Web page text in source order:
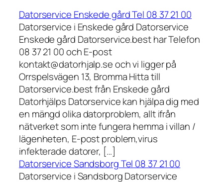
Datorservice Enskede gård Tel 08 37 21 00
Datorservice i Enskede gård Datorservice
Enskede gård Datorservice.best har Telefon
08 37 21 00 och E-post
kontakt@datorhjalp.se och vi ligger på
Orrspelsvägen 13, Bromma Hitta till
Datorservice.best från Enskede gård
Datorhjälps Datorservice kan hjälpa dig med
en mängd olika datorproblem, allt ifrån
nätverket som inte fungera hemma i villan /
lägenheten, E-post problem,virus
infekterade datorer, […]
Datorservice Sandsborg Tel 08 37 21 00
Datorservice i Sandsborg Datorservice